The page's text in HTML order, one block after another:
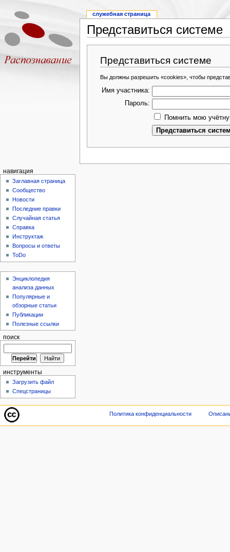
Представиться системе
Представиться системе
Вы должны разрешить «cookies», чтобы
Имя участника:
Пароль:
Помнить мою
служебная страница
навигация
Заглавная страница
Сообщество
Новости
Последние правки
Случайная статья
Справка
Инструктаж
Вопросы и ответы
ToDo
Энциклопедия
анализа данных
Популярные и
обзорные статьи
Публикации
Полезные ссылки
поиск
инструменты
Загрузить файл
Спецстраницы
Политика конфиденциальности